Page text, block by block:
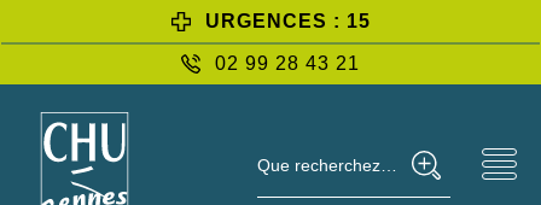
URGENCES : 15
02 99 28 43 21
Que recherchez-vous ?